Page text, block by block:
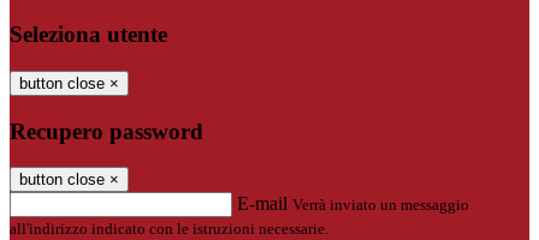
Seleziona utente
button close ×
Recupero password
button close ×
E-mail Verrà inviato un messaggio
all'indirizzo indicato con le istruzioni necessarie.